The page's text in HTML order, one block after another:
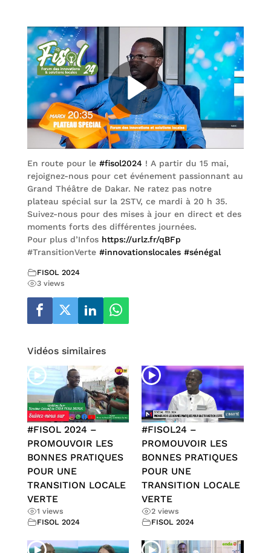
En route pour le #fisol2024 ! A partir du 15 mai,
rejoignez-nous pour cet événement passionnant au
Grand Théâtre de Dakar. Ne ratez pas notre
plateau spécial sur la 2STV, ce mardi à 20 h 35.
Suivez-nous pour des mises à jour en direct et des
moments forts des différentes journées.
Pour plus d’Infos https://urlz.fr/qBFp
#TransitionVerte #innovationslocales #sénégal
FISOL 2024
3 views
Vidéos similaires
#FISOL 2024 –
PROMOUVOIR LES
BONNES PRATIQUES
POUR UNE
TRANSITION LOCALE
VERTE
1 views
FISOL 2024
#FISOL24 –
PROMOUVOIR LES
BONNES PRATIQUES
POUR UNE
TRANSITION LOCALE
VERTE
2 views
FISOL 2024